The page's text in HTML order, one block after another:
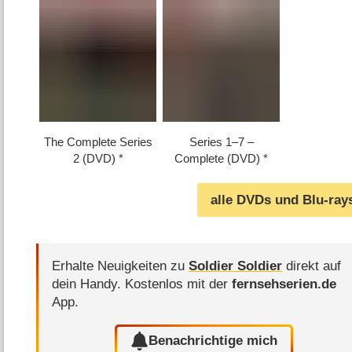
The Complete Series
2 (DVD)
Series 1⁠–⁠7 –
Complete (DVD)
alle DVDs und Blu-
Erhalte Neuigkeiten zuSoldier Soldier direkt auf
dein Handy. Kostenlos mit derfernsehserien.de
App.
Benachrichtige mich